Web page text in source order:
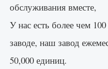
обслуживания вместе,
У нас есть более чем
заводе, наш завод
50,000 единиц.